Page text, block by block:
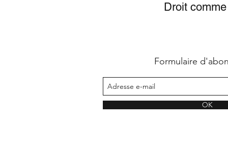
!Lancement de la 3ième
Droit
Formulaire
OK